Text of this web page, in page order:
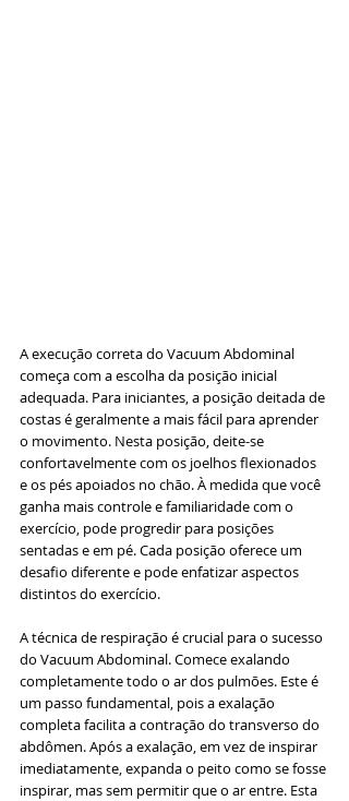
A execução correta do Vacuum Abdominal
começa com a escolha da posição inicial
adequada. Para iniciantes, a posição deitada de
costas é geralmente a mais fácil para aprender
o movimento. Nesta posição, deite-se
confortavelmente com os joelhos flexionados
e os pés apoiados no chão. À medida que você
ganha mais controle e familiaridade com o
exercício, pode progredir para posições
sentadas e em pé. Cada posição oferece um
desafio diferente e pode enfatizar aspectos
distintos do exercício.
A técnica de respiração é crucial para o sucesso
do Vacuum Abdominal. Comece exalando
completamente todo o ar dos pulmões. Este é
um passo fundamental, pois a exalação
completa facilita a contração do transverso do
abdômen. Após a exalação, em vez de inspirar
imediatamente, expanda o peito como se fosse
inspirar, mas sem permitir que o ar entre. Esta